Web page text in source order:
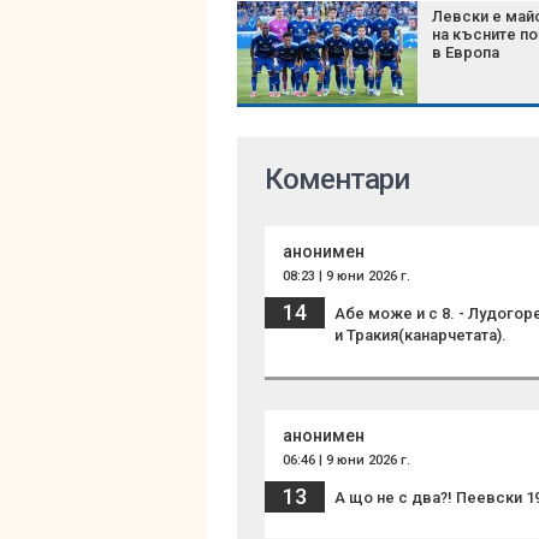
Левски е
на късните
в Европа
Коментари
анонимен
08:23 | 9 юни 2026 г.
14
Абе може и с 8. -
и Тракия(канарчетата).
анонимен
06:46 | 9 юни 2026 г.
13 А що не с два?! Пеевски